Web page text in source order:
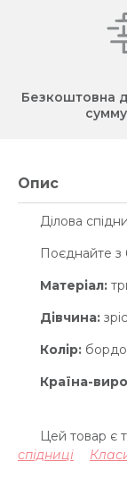
Безкоштовна
Опис
Ділова
Поєднайте з
Матеріал:
Дівчина:
Колір:
Країна-
Цей товар є
спідниці